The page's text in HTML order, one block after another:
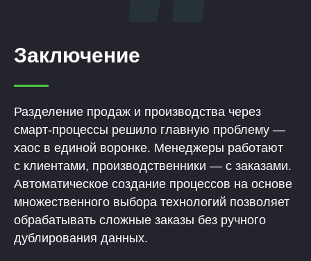
Заключение
Разделение продаж и производства через
смарт-процессы решило главную проблему —
хаос в единой воронке. Менеджеры работают
с клиентами, производственники — с заказами.
Автоматическое создание процессов на основе
множественного выбора технологий позволяет
обрабатывать сложные заказы без ручного
дублирования данных.